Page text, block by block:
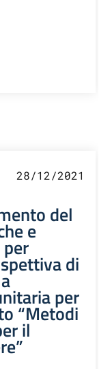
28/12/2021
del
e
di
per
“Metodi
il